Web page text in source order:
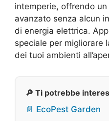
intemperie, offrendo
avanzato senza alcun
di energia elettrica.
speciale per migliorare
dei tuoi ambienti
🔎 Ti potrebbe
📄 EcoPest Garden